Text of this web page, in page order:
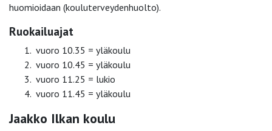
huomioidaan (kouluterveydenhuolto).
Ruokailuajat
vuoro 10.35 = yläkoulu
vuoro 10.45 = yläkoulu
vuoro 11.25 = lukio
vuoro 11.45 = yläkoulu
Jaakko Ilkan koulu